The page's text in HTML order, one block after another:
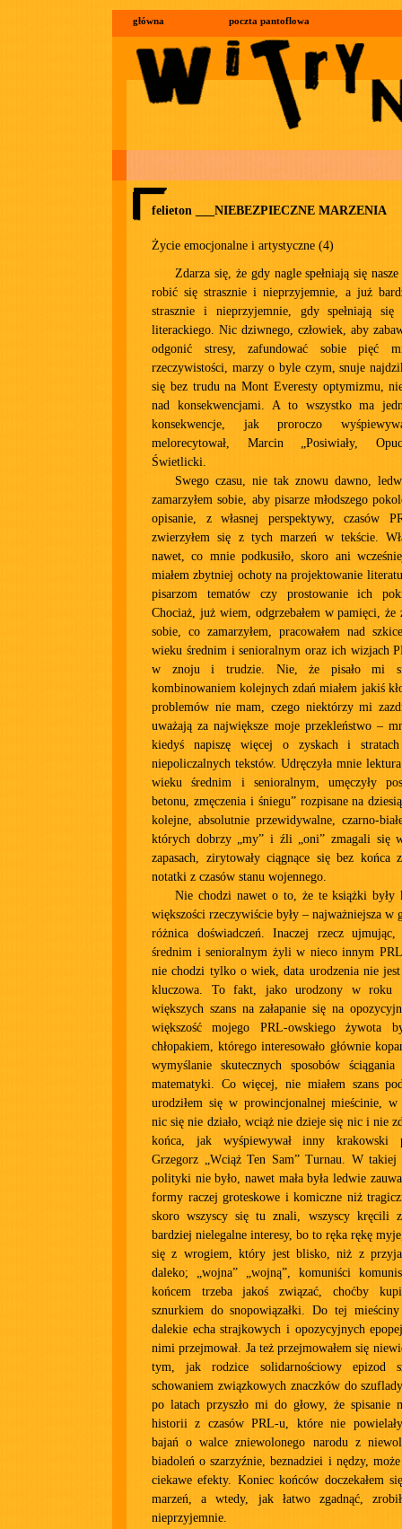
główna poczta pantoflowa
felieton ___NIEBEZPIECZNE MARZENIA
Życie emocjonalne i artystyczne (4)
Zdarza się, że gdy nagle spełniają się
robić się strasznie i nieprzyjemnie, a już
strasznie i nieprzyjemnie, gdy spełniają się
literackiego. Nic dziwnego, człowiek, aby
odgonić stresy, zafundować sobie pięć
rzeczywistości, marzy o byle czym, snuje
się bez trudu na Mont Everesty optymizmu,
nad konsekwencjami. A to wszystko ma
konsekwencje, jak proroczo
melorecytował, Marcin „Posiwiały,
Świetlicki.
Swego czasu, nie tak znowu dawno,
zamarzyłem sobie, aby pisarze młodszego
opisanie, z własnej perspektywy, czasów
zwierzyłem się z tych marzeń w tekście.
nawet, co mnie podkusiło, skoro ani
miałem zbytniej ochoty na projektowanie
pisarzom tematów czy prostowanie ich
Chociaż, już wiem, odgrzebałem w pamięci, że
sobie, co zamarzyłem, pracowałem nad
wieku średnim i senioralnym oraz ich wizjach
w znoju i trudzie. Nie, że pisało mi
kombinowaniem kolejnych zdań miałem jakiś
problemów nie mam, czego niektórzy mi
uważają za największe moje przekleństwo –
kiedyś napiszę więcej o zyskach i
niepoliczalnych tekstów. Udręczyła mnie
wieku średnim i senioralnym, umęczyły
betonu, zmęczenia i śniegu” rozpisane na
kolejne, absolutnie przewidywalne, czarno-
których dobrzy „my” i źli „oni” zmagali się
zapasach, zirytowały ciągnące się bez końca
notatki z czasów stanu wojennego.
Nie chodzi nawet o to, że te książki były
większości rzeczywiście były – najważniejsza w
różnica doświadczeń. Inaczej rzecz
średnim i senioralnym żyli w nieco innym
nie chodzi tylko o wiek, data urodzenia nie
kluczowa. To fakt, jako urodzony w roku
większych szans na załapanie się na
większość mojego PRL-owskiego żywota
chłopakiem, którego interesowało głównie
wymyślanie skutecznych sposobów
matematyki. Co więcej, nie miałem szans
urodziłem się w prowincjonalnej mieścinie,
nic się nie działo, wciąż nie dzieje się nic i nie
końca, jak wyśpiewywał inny krakowski
Grzegorz „Wciąż Ten Sam” Turnau. W
polityki nie było, nawet mała była ledwie
formy raczej groteskowe i komiczne niż
skoro wszyscy się tu znali, wszyscy kręcili
bardziej nielegalne interesy, bo to ręka rękę
się z wrogiem, który jest blisko, niż z
daleko; „wojna” „wojną”, komuniści
końcem trzeba jakoś związać, choćby
sznurkiem do snopowiązałki. Do tej mieściny
dalekie echa strajkowych i opozycyjnych
nimi przejmował. Ja też przejmowałem się
tym, jak rodzice solidarnościowy epizod
schowaniem związkowych znaczków do
po latach przyszło mi do głowy, że spisanie
historii z czasów PRL-u, które nie
bajań o walce zniewolonego narodu z
biadoleń o szarzyźnie, beznadziei i nędzy,
ciekawe efekty. Koniec końców doczekałem
marzeń, a wtedy, jak łatwo zgadnąć,
nieprzyjemnie.